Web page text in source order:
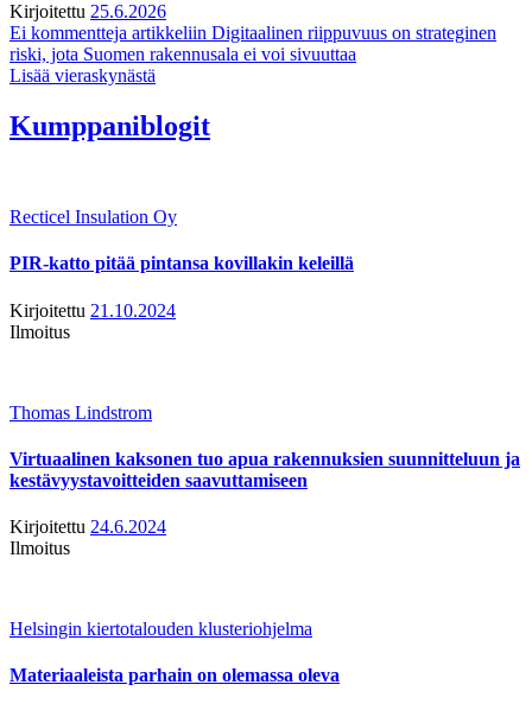
Kirjoitettu 25.6.2026
Ei kommentteja artikkeliin Digitaalinen riippuvuus on strateginen
riski, jota Suomen rakennusala ei voi sivuuttaa
Lisää vieraskynästä
Kumppaniblogit
Recticel Insulation Oy
PIR-katto pitää pintansa kovillakin keleillä
Kirjoitettu 21.10.2024
Ilmoitus
Thomas Lindstrom
Virtuaalinen kaksonen tuo apua rakennuksien suunnitteluun ja
kestävyystavoitteiden saavuttamiseen
Kirjoitettu 24.6.2024
Ilmoitus
Helsingin kiertotalouden klusteriohjelma
Materiaaleista parhain on olemassa oleva